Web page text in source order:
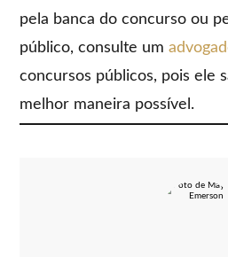
pela banca do concurso ou
público, consulte um
concursos públicos, pois ele
melhor maneira possível.